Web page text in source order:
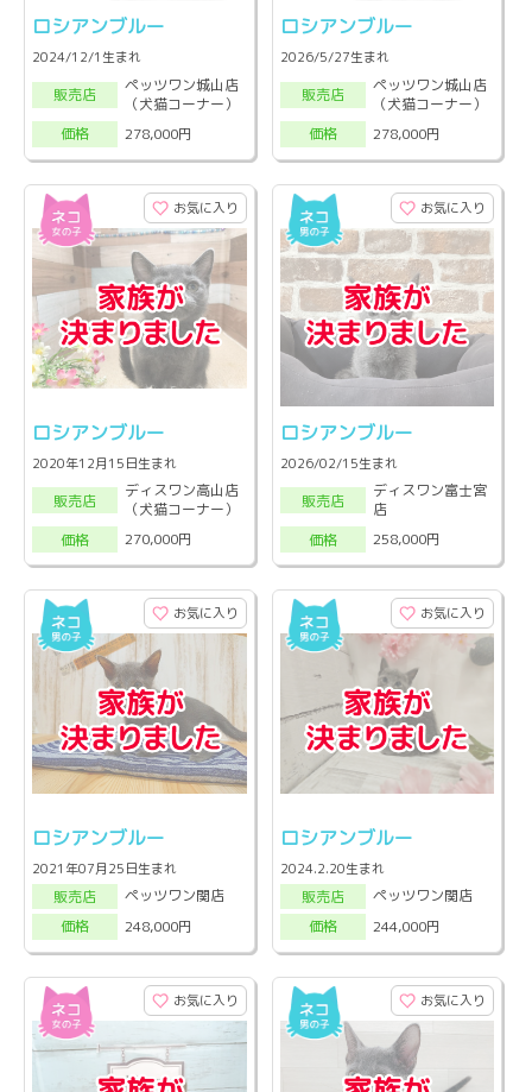
ロシアンブルー
2024/12/1生まれ
販売店
ペッツワン城山店
（犬猫コーナー）
価格
278,000円
ロシアンブルー
2026/5/27生まれ
販売店
ペッツワン城山店
（犬猫コーナー）
価格
278,000円
お気に入り
ロシアンブルー
2020年12月15日生まれ
販売店
ディスワン高山店
（犬猫コーナー）
価格
270,000円
お気に入り
ロシアンブルー
2026/02/15生まれ
販売店
ディスワン富士宮
店
価格
258,000円
お気に入り
ロシアンブルー
2021年07月25日生まれ
販売店
ペッツワン関店
価格
248,000円
お気に入り
ロシアンブルー
2024.2.20生まれ
販売店
ペッツワン関店
価格
244,000円
お気に入り お気に入り